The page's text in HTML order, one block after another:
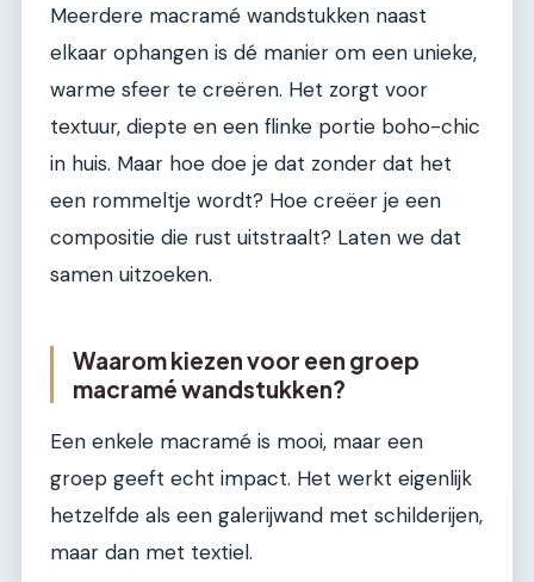
Meerdere macramé wandstukken naast
elkaar ophangen is dé manier om een unieke,
warme sfeer te creëren. Het zorgt voor
textuur, diepte en een flinke portie boho-chic
in huis. Maar hoe doe je dat zonder dat het
een rommeltje wordt? Hoe creëer je een
compositie die rust uitstraalt? Laten we dat
samen uitzoeken.
Waarom kiezen voor een groep
macramé wandstukken?
Een enkele macramé is mooi, maar een
groep geeft echt impact. Het werkt eigenlijk
hetzelfde als een galerijwand met schilderijen,
maar dan met textiel.